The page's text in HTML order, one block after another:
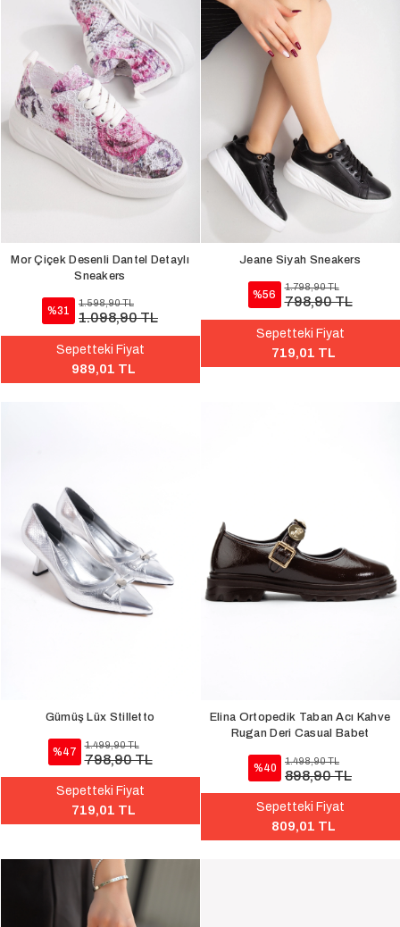
Mor Çiçek Desenli Dantel Detaylı
Sneakers
%31
1.598,90 TL
1.098,90 TL
Sepetteki Fiyat
989,01 TL
Jeane Siyah Sneakers
%56
1.798,90 TL
798,90 TL
Sepetteki Fiyat
719,01 TL
Gümüş Lüx Stilletto
%47
1.499,90 TL
798,90 TL
Sepetteki Fiyat
719,01 TL
Elina Ortopedik Taban Acı Kahve
Rugan Deri Casual Babet
%40
1.498,90 TL
898,90 TL
Sepetteki Fiyat
809,01 TL